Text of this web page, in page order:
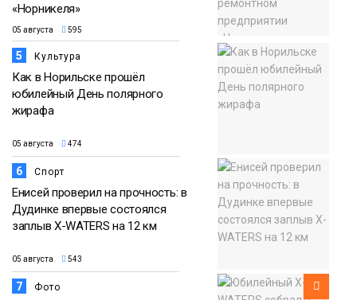
«Норникеля»
05 августа 595
5 Культура
Как в Норильске прошёл
юбилейный День полярного
жирафа
05 августа 474
6 Спорт
Енисей проверил на прочность: в
Дудинке впервые состоялся
заплыв X-WATERS на 12 км
05 августа 543
7 Фото